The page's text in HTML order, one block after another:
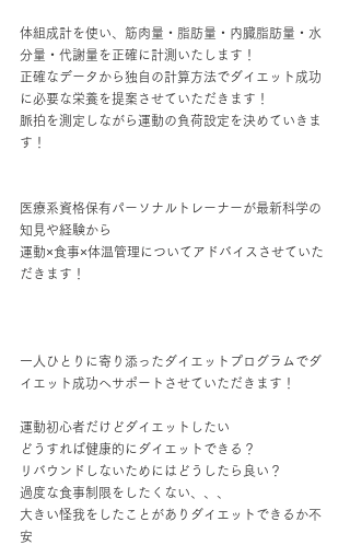
体組成計を使い、筋肉量・脂肪量・内臓脂肪量・水
分量・代謝量を正確に計測いたします！
正確なデータから独自の計算方法でダイエット成功
に必要な栄養を提案させていただきます！
脈拍を測定しながら運動の負荷設定を決めていきま
す！
医療系資格保有パーソナルトレーナーが最新科学の
知見や経験から
運動×食事×体温管理についてアドバイスさせていた
だきます！
一人ひとりに寄り添ったダイエットプログラムでダ
イエット成功へサポートさせていただきます！
運動初心者だけどダイエットしたい
どうすれば健康的にダイエットできる？
リバウンドしないためにはどうしたら良い？
過度な食事制限をしたくない、、、
大きい怪我をしたことがありダイエットできるか不
安